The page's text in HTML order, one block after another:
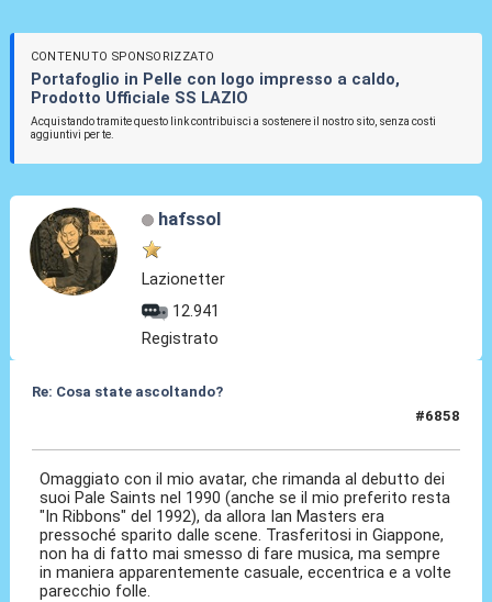
CONTENUTO SPONSORIZZATO
Portafoglio in Pelle con logo impresso a caldo,
Prodotto Ufficiale SS LAZIO
Acquistando tramite questo link contribuisci a sostenere il nostro sito, senza costi
aggiuntivi per te.
hafssol
Lazionetter
12.941
Registrato
Re: Cosa state ascoltando?
#6858
Omaggiato con il mio avatar, che rimanda al debutto dei
suoi Pale Saints nel 1990 (anche se il mio preferito resta
"In Ribbons" del 1992), da allora Ian Masters era
pressoché sparito dalle scene. Trasferitosi in Giappone,
non ha di fatto mai smesso di fare musica, ma sempre
in maniera apparentemente casuale, eccentrica e a volte
parecchio folle.